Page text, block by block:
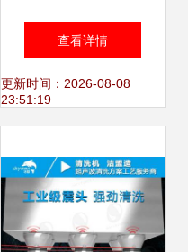
精密清洗的技术革
新与智能选择
查看详情
更新时间：2026-08-08
23:51:19